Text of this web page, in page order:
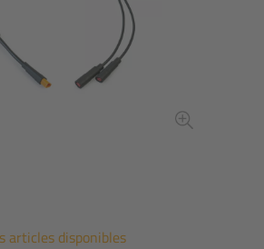
articles disponibles